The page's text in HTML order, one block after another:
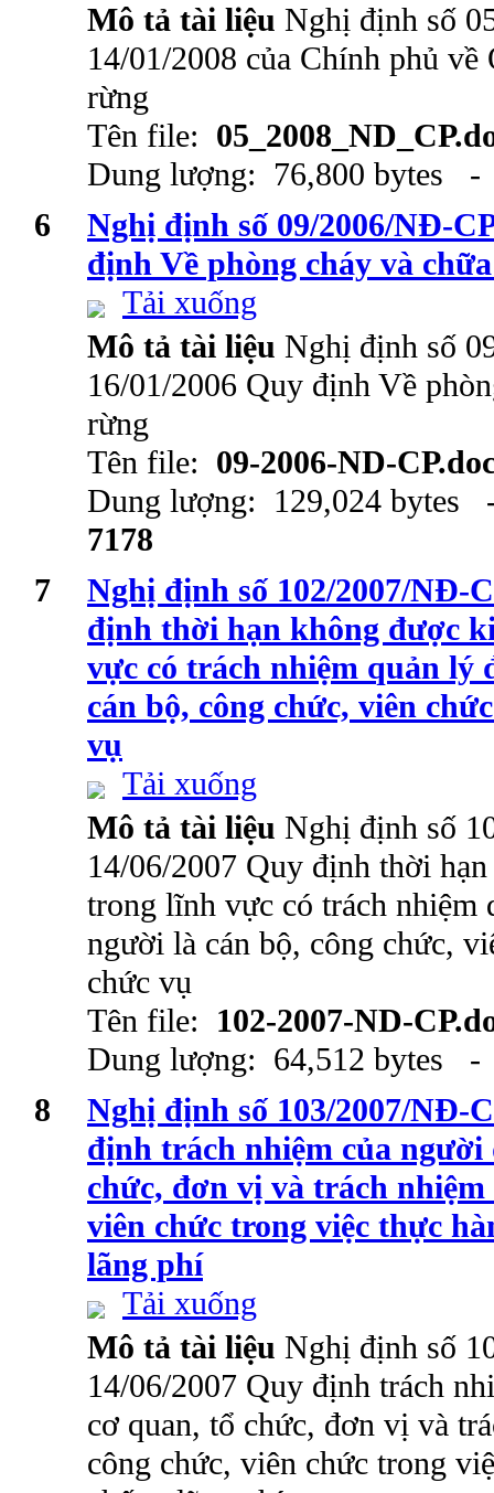
Mô tả tài liệu Nghị định số
14/01/2008 của Chính phủ
rừng
Tên file:
Dung lượng: 76,800 bytes
6
Nghị định số 09/2006/NĐ-
định Về phòng cháy và
Tải xuống
Mô tả tài liệu Nghị định số
16/01/2006 Quy định Về
rừng
Tên file: 09-2006-ND-
Dung lượng: 129,024
7178
7
Nghị định số 102/2007/NĐ-
định thời hạn không được
vực có trách nhiệm quản lý
cán bộ, công chức, viên
vụ
Tải xuống
Mô tả tài liệu Nghị định số
14/06/2007 Quy định thời
trong lĩnh vực có trách
người là cán bộ, công chức,
chức vụ
Tên file: 102-2007-ND-
Dung lượng: 64,512 bytes
8
Nghị định số 103/2007/NĐ-
định trách nhiệm của
chức, đơn vị và trách nhiệm
viên chức trong việc thực
lãng phí
Tải xuống
Mô tả tài liệu Nghị định số
14/06/2007 Quy định trách
cơ quan, tổ chức, đơn vị và
công chức, viên chức trong